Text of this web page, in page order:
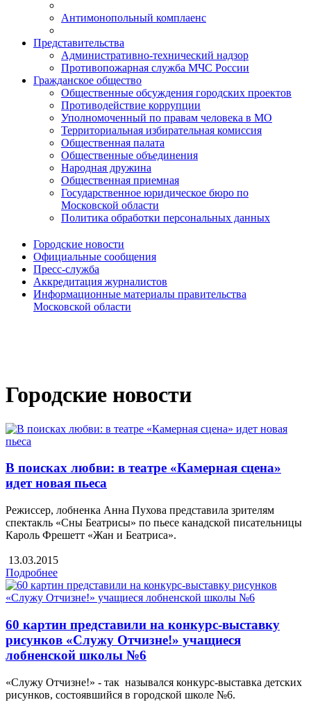
Антимонопольный комплаенс
Представительства
Административно-технический надзор
Противопожарная служба МЧС России
Гражданское общество
Общественные обсуждения городских проектов
Противодействие коррупции
Уполномоченный по правам человека в МО
Территориальная избирательная комиссия
Общественная палата
Общественные объединения
Народная дружина
Общественная приемная
Государственное юридическое бюро по
Московской области
Политика обработки персональных данных
Городские новости
Официальные сообщения
Пресс-служба
Аккредитация журналистов
Информационные материалы правительства
Московской области
Городские новости
В поисках любви: в театре «Камерная сцена»
идет новая пьеса
Режиссер, лобненка Анна Пухова представила зрителям
спектакль «Сны Беатрисы» по пьесе канадской писательницы
Кароль Фрешетт «Жан и Беатриса».
13.03.2015
Подробнее
60 картин представили на конкурс-выставку
рисунков «Служу Отчизне!» учащиеся
лобненской школы №6
«Служу Отчизне!» - так назывался конкурс-выставка детских
рисунков, состоявшийся в городской школе №6.